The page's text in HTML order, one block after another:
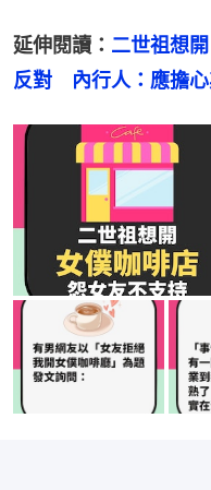
延伸閱讀： 二世祖想
反對　內行人：應擔